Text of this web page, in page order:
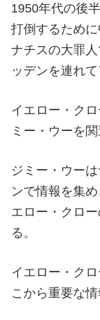
1950年代の後
打倒するため
ナチスの大罪
ッデンを連れ
イエロー・ク
ミー・ウーを
ジミー・ウー
ンで情報を集
エロー・クロ
る。
イエロー・ク
こから重要な